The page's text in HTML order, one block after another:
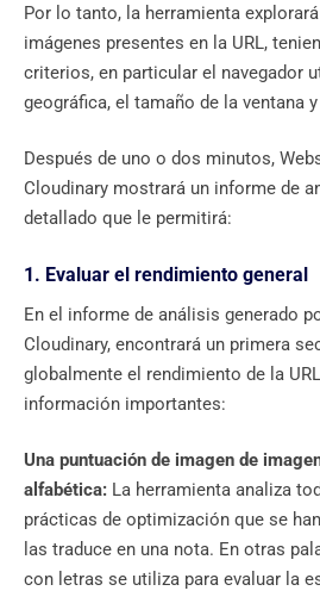
Por lo tanto, la herramienta
imágenes presentes en la URL,
criterios, en particular el navegador
geográfica, el tamaño de la ventana
Después de uno o dos minutos,
Cloudinary mostrará un informe de
detallado que le permitirá:
1. Evaluar el rendimiento general
En el informe de análisis generado
Cloudinary, encontrará un primera
globalmente el rendimiento de la
información importantes:
Una puntuación de imagen de
alfabética: La herramienta analiza
prácticas de optimización que se
las traduce en una nota. En otras
con letras se utiliza para evaluar la